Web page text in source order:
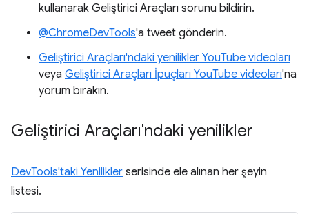
kullanarak Geliştirici Araçları sorunu bildirin.
@ChromeDevTools'a tweet gönderin.
Geliştirici Araçları'ndaki yenilikler YouTube videoları
veya Geliştirici Araçları İpuçları YouTube videoları'na
yorum bırakın.
Geliştirici Araçları'ndaki yenilikler
DevTools'taki Yenilikler serisinde ele alınan her şeyin
listesi.